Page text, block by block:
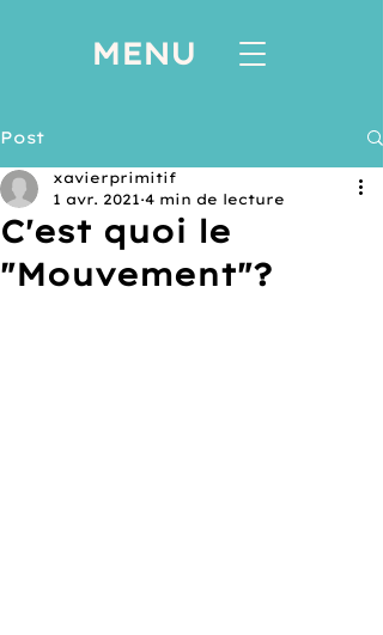
MENU
Post
C'est quoi le
"Mouvement"?
xavierprimitif
1 avr. 2021 4 min de lecture